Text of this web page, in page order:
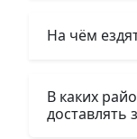
На чём
В каких
доставлять